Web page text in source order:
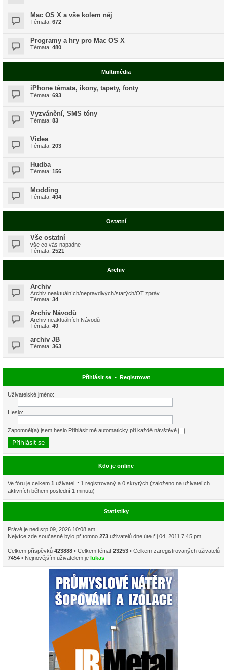
Mac OS X a vše kolem něj
Témata: 672
Programy a hry pro Mac OS X
Témata: 480
Multimédia
iPhone témata, ikony, tapety, fonty
Témata: 693
Vyzvánění, SMS tóny
Témata: 83
Videa
Témata: 203
Hudba
Témata: 156
Modding
Témata: 404
Ostatní
Vše ostatní
vše co vás napadne
Témata: 2521
Archiv
Archiv
Archiv neaktuálních/nepravdivých/starých/OT zpráv
Témata: 34
Archiv Návodů
Archiv neaktuálních Návodů
Témata: 40
archiv JB
Témata: 363
Přihlásit se• Registrovat
Uživatelské jméno:
Heslo:
Zapomněl(a) jsem heslo Přihlásit mě automaticky při každé návštěvě
Kdo je online
Ve fóru je celkem 1 uživatel :: 1 registrovaný a 0 skrytých (založeno na uživatelích
aktivních během poslední 1 minutu)
Statistiky
Právě je ned srp 09, 2026 10:08 am
Nejvíce zde současně bylo přítomno 273 uživatelů dne úte říj 04, 2011 7:45 pm
Celkem příspěvků 423888 • Celkem témat 23253 • Celkem zaregistrovaných uživatelů
7454 • Nejnovějším uživatelem je lukas